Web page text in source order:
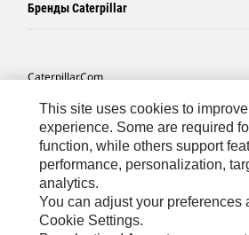
Бренды Caterpillar
Caterpillar.com
Связаться С Caterpillar
Карта Сайта
Cookie Settings
Юридическая Информация
Конфиденциальность Личных Данных
This site uses cookies to
experience. Some are required
function, while others support
performance, personalization,
analytics.
You can adjust your preferences
Cookie Settings.